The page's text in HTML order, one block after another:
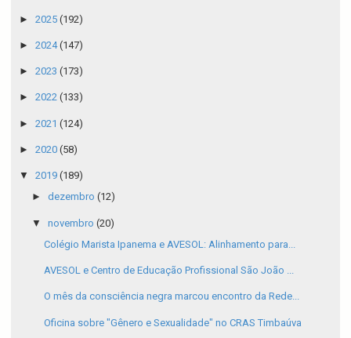
► 2025 (192)
► 2024(147)
► 2023 (173)
► 2022 (133)
► 2021 (124)
► 2020 (58)
▼ 2019 (189)
► dezembro (12)
▼ novembro (20)
Colégio Marista Ipanema e AVESOL: Alinhamento para...
AVESOL e Centro de Educação Profissional São João ...
O mês da consciência negra marcou encontro da Rede...
Oficina sobre "Gênero e Sexualidade" no CRAS Timbaúva